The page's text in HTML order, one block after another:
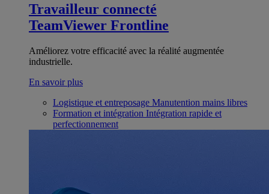
Travailleur connecté
TeamViewer Frontline
Améliorez votre efficacité avec la réalité augmentée
industrielle.
En savoir plus
Logistique et entreposage Manutention mains libres
Formation et intégration Intégration rapide et
perfectionnement